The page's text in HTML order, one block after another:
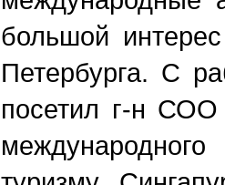
большой
Петербурга. С
посетил г-н СОО